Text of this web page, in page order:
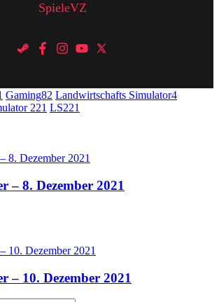
SpieleVZ
Gaming82 Landwirtschafts Simulator4
221 LS221
– 8. Dezember 2021
– 10. Dezember 2021